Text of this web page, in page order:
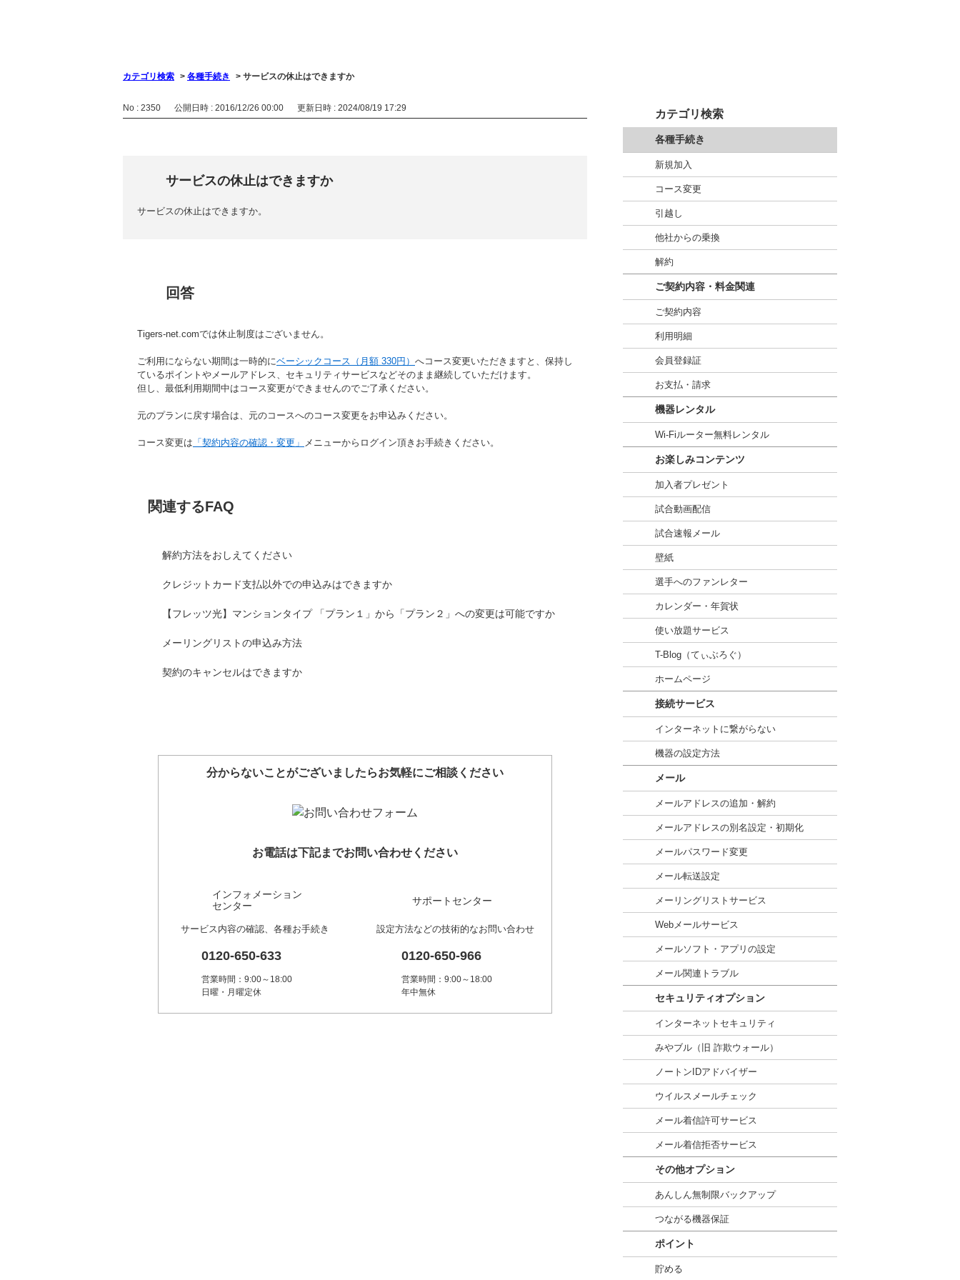
カテゴリ検索 > 各種手続き > サービスの休止はできますか
カテゴリ検索
各種手続き
新規加入
コース変更
引越し
他社からの乗換
解約
ご契約内容・料金関連
ご契約内容
利用明細
会員登録証
お支払・請求
機器レンタル
Wi-Fiルーター無料レンタル
お楽しみコンテンツ
加入者プレゼント
試合動画配信
試合速報メール
壁紙
選手へのファンレター
カレンダー・年賀状
使い放題サービス
T-Blog（てぃぶろぐ）
ホームページ
接続サービス
インターネットに繋がらない
機器の設定方法
メール
メールアドレスの追加・解約
メールアドレスの別名設定・初期化
メールパスワード変更
メール転送設定
メーリングリストサービス
Webメールサービス
メールソフト・アプリの設定
メール関連トラブル
セキュリティオプション
インターネットセキュリティ
みやブル（旧 詐欺ウォール）
ノートンIDアドバイザー
ウイルスメールチェック
メール着信許可サービス
メール着信拒否サービス
その他オプション
あんしん無制限バックアップ
つながる機器保証
ポイント
貯める
No : 2350 公開日時 : 2016/12/26 00:00 更新日時 : 2024/08/19 17:29
サービスの休止はできますか
サービスの休止はできますか。
回答
Tigers-net.comでは休止制度はございません。
ご利用にならない期間は一時的にベーシックコース（月額 330円） へコース変更いただきますと、保持し
ているポイントやメールアドレス、セキュリティサービスなどそのまま継続していただけます。
但し、最低利用期間中はコース変更ができませんのでご了承ください。
元のプランに戻す場合は、元のコースへのコース変更をお申込みください。
コース変更は 「契約内容の確認・変更」 メニューからログイン頂きお手続きください。
関連するFAQ
解約方法をおしえてください
クレジットカード支払以外での申込みはできますか
【フレッツ光】マンションタイプ 「プラン１」から「プラン２」への変更は可能ですか
メーリングリストの申込み方法
契約のキャンセルはできますか
分からないことがございましたらお気軽にご相談ください
お電話は下記までお問い合わせください
インフォメーション
センター
サービス内容の確認、各種お手続き
0120-650-633
営業時間：9:00～18:00
日曜・月曜定休
サポートセンター
設定方法などの技術的なお問い合わせ
0120-650-966
営業時間：9:00～18:00
年中無休